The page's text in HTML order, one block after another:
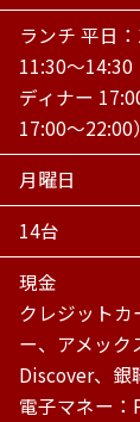
ランチ 平日
11:30～14:30
ディナー
17:00～22:00）
月曜日
14台
現金
クレジットカ
ー、アメック
Discover、銀
電子マネー：